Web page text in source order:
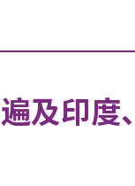
及印